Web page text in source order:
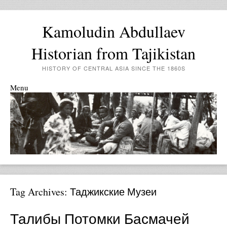
Kamoludin Abdullaev
Historian from Tajikistan
HISTORY OF CENTRAL ASIA SINCE THE 1860S
Menu
Skip to content
Tag Archives: Таджикские Музеи
Талибы Потомки Басмачей